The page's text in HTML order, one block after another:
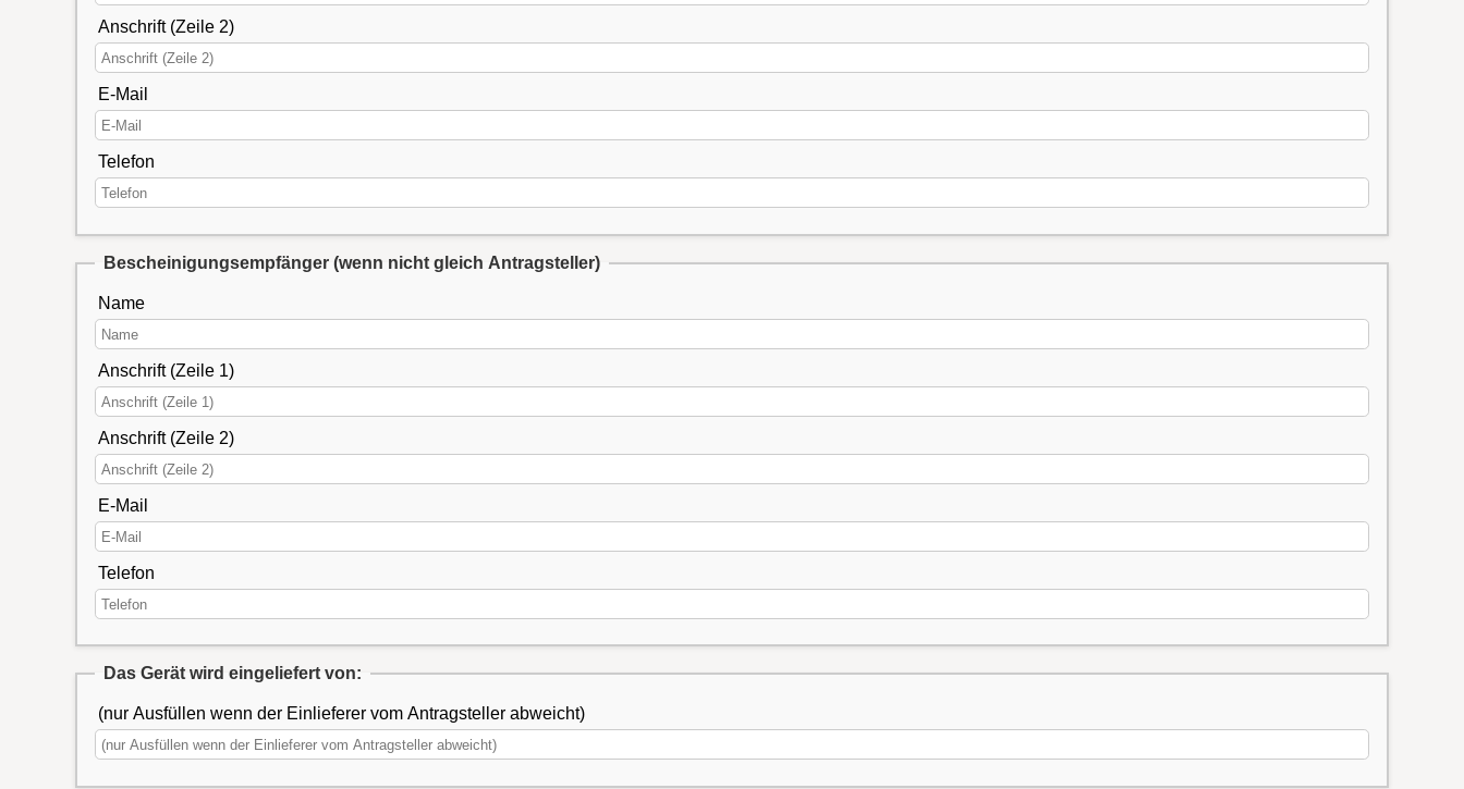
Anschrift (Zeile 2)
E-Mail
Telefon
Bescheinigungsempfänger(wenn nicht gleich Antragsteller)
Name
Anschrift (Zeile 1)
Anschrift (Zeile 2)
E-Mail
Telefon
Das Gerät wird eingeliefert von:
(nur Ausfüllen wenn der Einlieferer vom Antragsteller abweicht)